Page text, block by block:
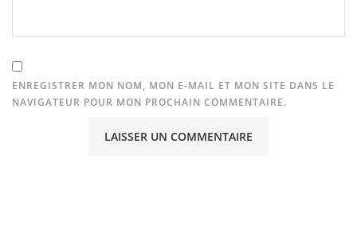
ENREGISTRER MON NOM, MON E-MAIL ET MON SITE DANS LE
NAVIGATEUR POUR MON PROCHAIN COMMENTAIRE.